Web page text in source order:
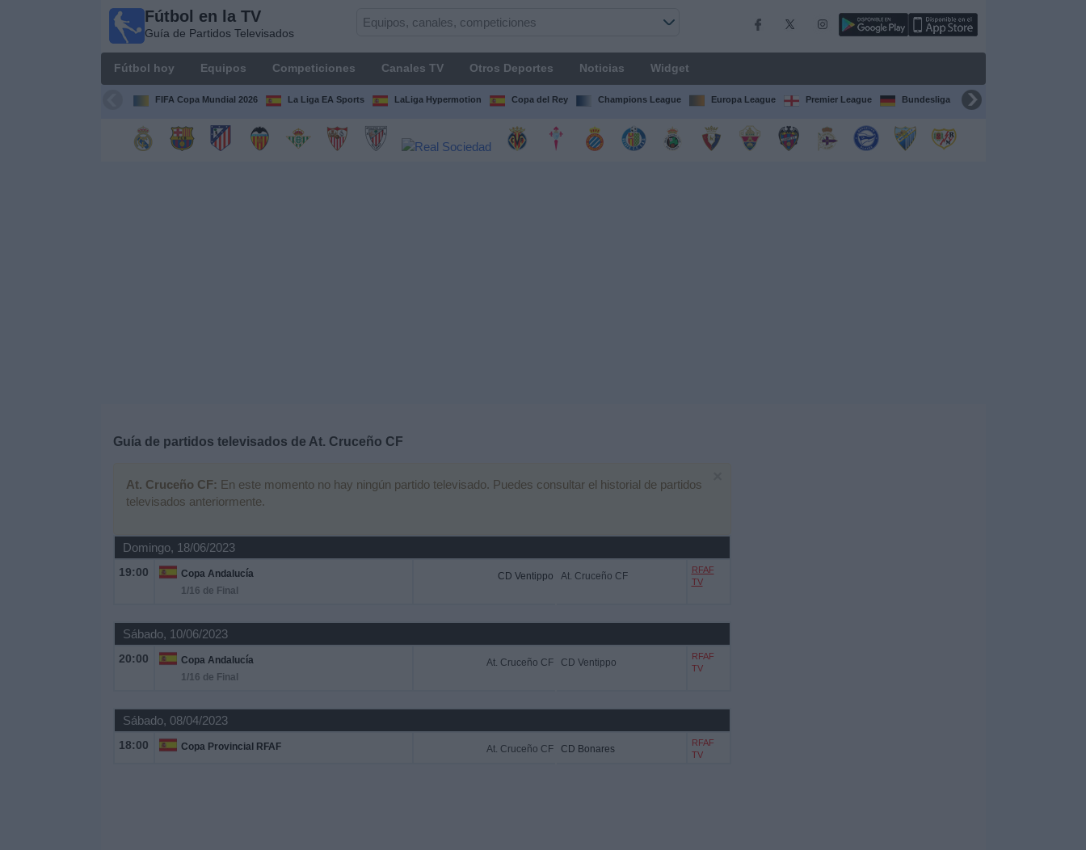
Fútbol en la TV
Guía de Partidos Televisados
Fútbol hoy Equipos Competiciones Canales TV Otros Deportes Noticias Widget
FIFA Copa Mundial 2026 La Liga EA Sports LaLiga Hypermotion Copa del Rey Champions League Europa League Premier League Bundesliga Supercopa de España
Guía de partidos televisados de At. Cruceño CF
At. Cruceño CF: En este momento no hay ningún partido televisado. Puedes consultar el historial de partidos
televisados anteriormente.
Domingo, 18/06/2023
19:00
Copa Andalucía
1/16 de Final
CD Ventippo At. Cruceño CF
RFAF
TV
Sábado, 10/06/2023
20:00
Copa Andalucía
1/16 de Final
At. Cruceño CF CD Ventippo
RFAF
TV
Sábado, 08/04/2023
18:00 Copa Provincial RFAF At. Cruceño CF CD Bonares
RFAF
TV